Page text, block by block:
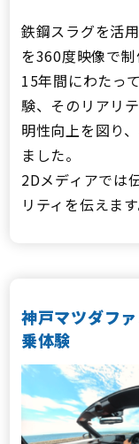
鉄鋼スラグを活
を360度映像で制
15年間にわたっ
験、そのリアリ
明性向上を図り
ました。
2Dメディアでは
リティを伝えます
神戸マツダフ
乗体験